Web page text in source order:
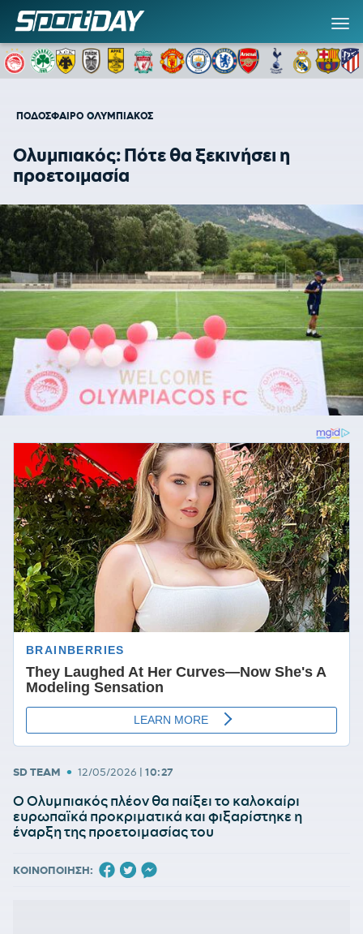
ΠΟΔΟΣΦΑΙΡΟ ΟΛΥΜΠΙΑΚΟΣ
Ολυμπιακός: Πότε θα ξεκινήσει η
προετοιμασία
SD TEAM • 12/05/2026 | 10:27
Ο Ολυμπιακός πλέον θα παίξει το καλοκαίρι
ευρωπαϊκά προκριματικά και φιξαρίστηκε η
έναρξη της προετοιμασίας του
ΚΟΙΝΟΠΟΙΗΣΗ: